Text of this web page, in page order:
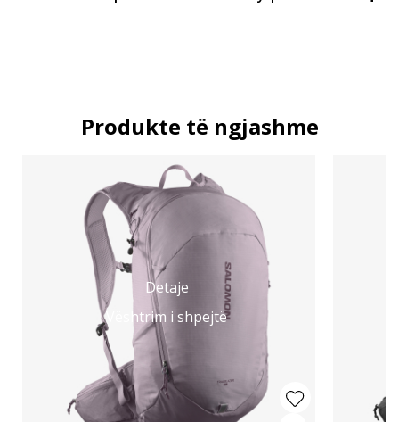
Produkte të ngjashme
Detaje
Vështrim i shpejtë